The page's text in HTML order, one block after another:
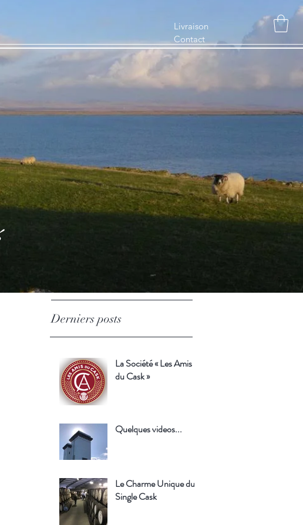
Livraison
Contact
Derniers posts
La Société « Les Amis
du Cask »
Quelques videos...
Le Charme Unique du
Single Cask